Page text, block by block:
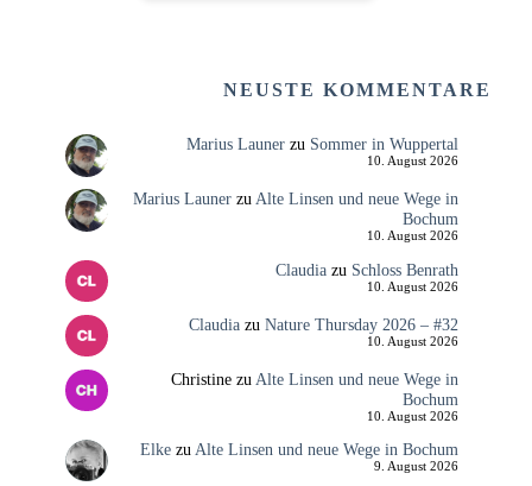
NEUSTE KOMMENTARE
Marius Launerzu Sommer in Wuppertal
10. August 2026
Marius LaunerzuAlte Linsen und neue Wege in
Bochum
10. August 2026
Claudiazu Schloss Benrath
10. August 2026
Claudiazu Nature Thursday 2026 – #32
10. August 2026
Christinezu Alte Linsen und neue Wege in
Bochum
10. August 2026
Elkezu Alte Linsen und neue Wege in Bochum
9. August 2026